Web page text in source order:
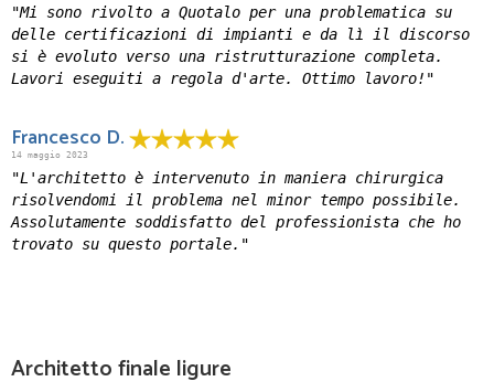
"Mi sono rivolto a Quotalo per una problematica su
delle certificazioni di impianti e da lì il discorso
si è evoluto verso una ristrutturazione completa.
Lavori eseguiti a regola d'arte. Ottimo lavoro!"
Francesco D.
14 maggio 2023
"L'architetto è intervenuto in maniera chirurgica
risolvendomi il problema nel minor tempo possibile.
Assolutamente soddisfatto del professionista che ho
trovato su questo portale."
Architetto finale ligure